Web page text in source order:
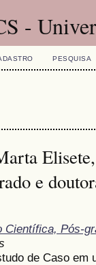
-
PESQUISA
e
Pós-
de Caso em